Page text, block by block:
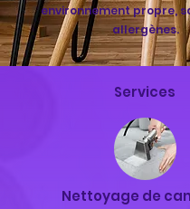
environnement propre,
allergènes.
Services
Nettoyage de